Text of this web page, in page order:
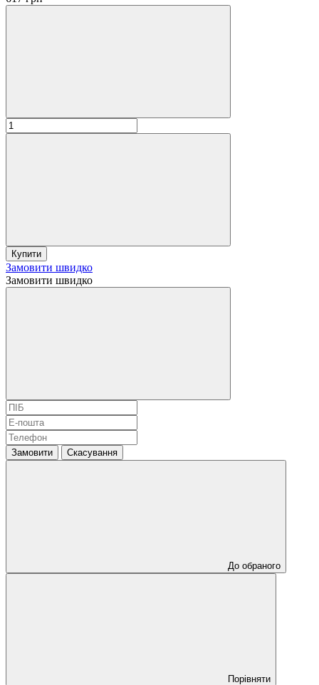
Купити
Замовити швидко
Замовити швидко
Замовити Скасування
До обраного
Порівняти